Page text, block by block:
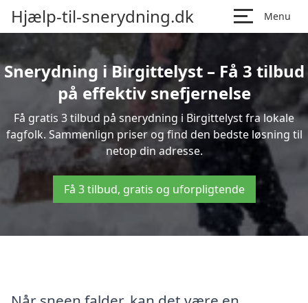
Hjælp-til-snerydning.dk Menu
Snerydning i Birgittelyst – Få 3 tilbud
på effektiv snefjernelse
Få gratis 3 tilbud på snerydning i Birgittelyst fra lokale
fagfolk. Sammenlign priser og find den bedste løsning til
netop din adresse.
Få 3 tilbud, gratis og uforpligtende